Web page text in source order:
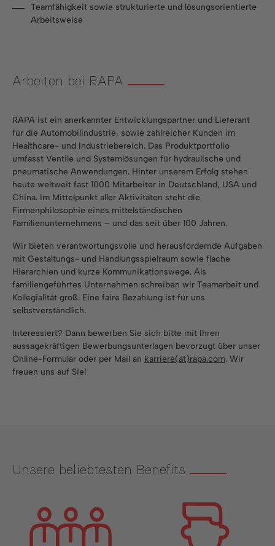
Teamfähigkeit sowie strukturierte und lösungsorientierte
Arbeitsweise
Arbeiten bei RAPA
RAPA ist ein anerkannter Entwicklungspartner und Lieferant
für die Automobilindustrie, sowie zahlreicher Kunden im
Healthcare- und Industriebereich. Das Produktportfolio
umfasst Ventile und Systemlösungen für hydraulische und
pneumatische Anwendungen. Hinter unserem Erfolg stehen
heute weltweit fast 1000 Mitarbeiter in Deutschland, USA und
China. Im Mittelpunkt aller Aktivitäten steht die
Firmenphilosophie eines mittelständischen
Familienunternehmens – und das seit über 100 Jahren.
Wir bieten verantwortungsvolle und herausfordernde Aufgaben
mit Gestaltungs- und Handlungsspielraum sowie flache
Hierarchien und kurze Kommunikationswege. Als
familiengeführtes Unternehmen schreiben wir Teamarbeit und
Kollegialität groß. Eine faire Bezahlung ist für uns
selbstverständlich.
Interessiert? Dann bewerben Sie sich bitte mit Ihren
aussagekräftigen Bewerbungsunterlagen bevorzugt über unser
Online-Formular oder per Mail an karriere(at)rapa.com. Wir
freuen uns auf Sie!
Unsere beliebtesten Benefits